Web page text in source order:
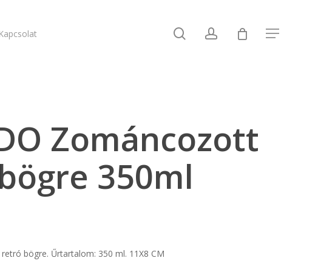
Kapcsolat searchaccount Menu
Zománcozott
350ml
bögre. Űrtartalom: 350 ml. 11X8 CM